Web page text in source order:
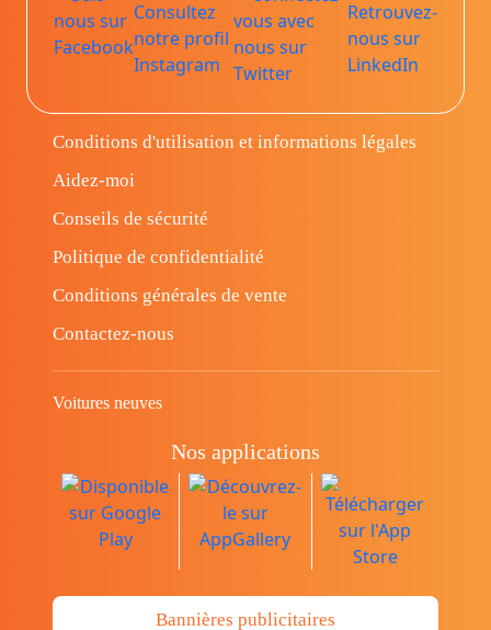
Conditions d'utilisation et informations légales
Aidez-moi
Conseils de sécurité
Politique de confidentialité
Conditions générales de vente
Contactez-nous
Voitures neuves
Nos applications
Bannières publicitaires